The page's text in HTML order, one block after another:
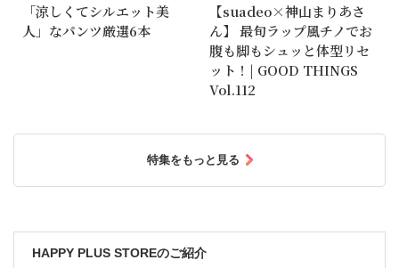
「涼しくてシルエット美
人」なパンツ厳選6本
【suadeo×神山まりあさ
ん】 最旬ラップ風チノでお
腹も脚もシュッと体型リセ
ット！| GOOD THINGS
Vol.112
特集をもっと見る
HAPPY PLUS STOREのご紹介